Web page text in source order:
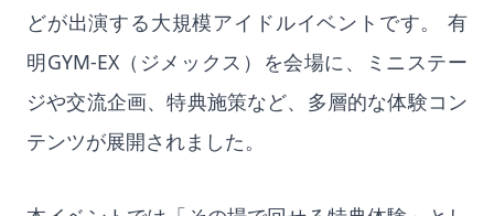
どが出演する大規模アイドルイベントです。 有
明GYM-EX（ジメックス）を会場に、ミニステー
ジや交流企画、特典施策など、多層的な体験コン
テンツが展開されました。